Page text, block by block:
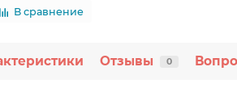
В сравнение
Отзывы 0